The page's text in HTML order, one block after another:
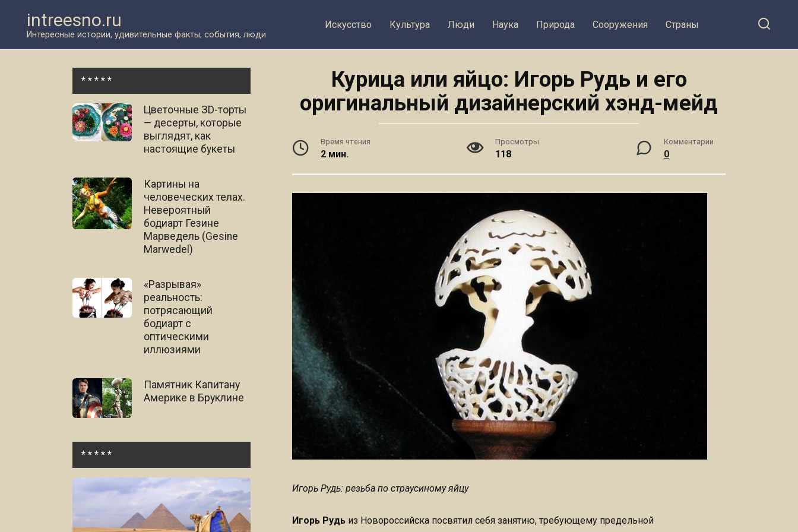
контенту
intreesno.ru
Интересные истории, удивительные факты, события, люди
Искусство Культура Люди Наука Природа Сооружения Страны
Курица или яйцо: Игорь Рудь и его
оригинальный дизайнерский хэнд-мейд
Время чтения
2 мин.
Просмотры
118
Комментарии
0
Игорь Рудь: резьба по страусиному яйцу
Игорь Рудь из Новороссийска посвятил себя занятию, требующему предельной
* * * * *
Цветочные ЗD-торты
— десерты, которые
выглядят, как
настоящие букеты
Картины на
человеческих телах.
Невероятный
бодиарт Гезине
Марведель (Gesine
Marwedel)
«Разрывая»
реальность:
потрясающий
бодиарт с
оптическими
иллюзиями
Памятник Капитану
Америке в Бруклине
* * * * *